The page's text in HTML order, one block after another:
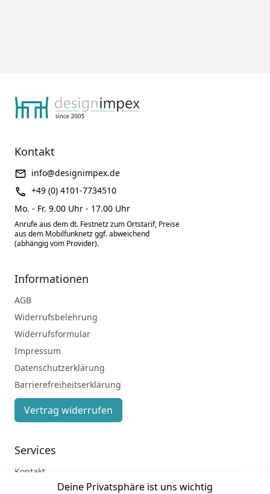
Deine Privatsphäre ist uns wichtig
Kontakt
info@designimpex.de
+49 (0) 4101-7734510
Mo. - Fr. 9.00 Uhr - 17.00 Uhr
Anrufe aus dem dt. Festnetz zum Ortstarif, Preise
aus dem Mobilfunknetz ggf. abweichend
(abhängig vom Provider).
Informationen
AGB
Widerrufsbelehrung
Widerrufsformular
Impressum
Datenschutzerklärung
Barrierefreiheitserklärung
Vertrag widerrufen
Services
Kontakt